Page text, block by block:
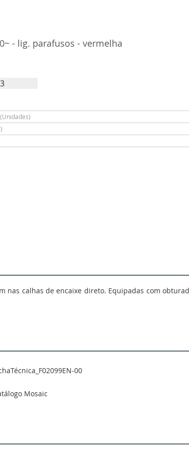
- lig. parafusos - vermelha
calhas de encaixe direto. Equipadas com
00
Mosaic